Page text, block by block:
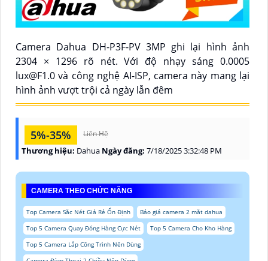
Camera Dahua DH-P3F-PV 3MP ghi lại hình ảnh
2304 × 1296 rõ nét. Với độ nhạy sáng 0.0005
lux@F1.0 và công nghệ AI-ISP, camera này mang lại
hình ảnh vượt trội cả ngày lẫn đêm
5%-35% Liên Hệ
Thương hiệu: Dahua Ngày đăng: 7/18/2025 3:32:48 PM
CAMERA THEO CHỨC NĂNG
Top Camera Sắc Nét Giá Rẻ Ổn Định
Báo giá camera 2 mắt dahua
Top 5 Camera Quay Đóng Hàng Cực Nét
Top 5 Camera Cho Kho Hàng
Top 5 Camera Lắp Công Trình Nên Dùng